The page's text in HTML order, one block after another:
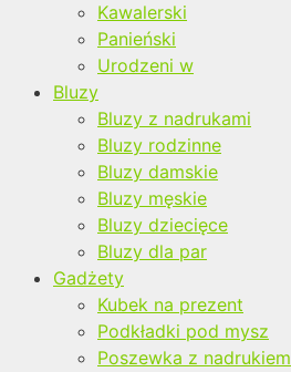
Kawalerski
Panieński
Urodzeni w
Bluzy
Bluzy z nadrukami
Bluzy rodzinne
Bluzy damskie
Bluzy męskie
Bluzy dziecięce
Bluzy dla par
Gadżety
Kubek na prezent
Podkładki pod mysz
Poszewka z nadrukiem